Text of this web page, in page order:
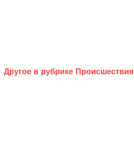
Другое в рубрике Происшествия